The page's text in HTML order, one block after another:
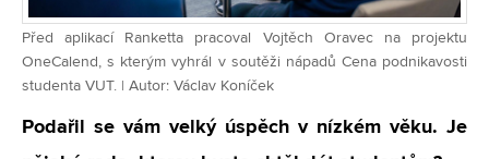
Před aplikací Ranketta pracoval Vojtěch Oravec na projektu
OneCalend, s kterým vyhrál v soutěži nápadů Cena podnikavosti
studenta VUT. | Autor: Václav Koníček
Podařil se vám velký úspěch v nízkém věku. Je